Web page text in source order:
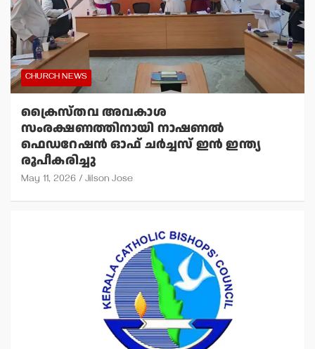
CHURCH NEWS
ക്രൈസ്തവ അവകാശ
സംരക്ഷണത്തിനായി നാഷണല്‍
ഫെഡറേഷന്‍ ഓഫ് ചര്‍ച്ചസ് ഇന്‍ ഇന്ത്യ
രൂപീകരിച്ചു
May 11, 2026 Jilson Jose